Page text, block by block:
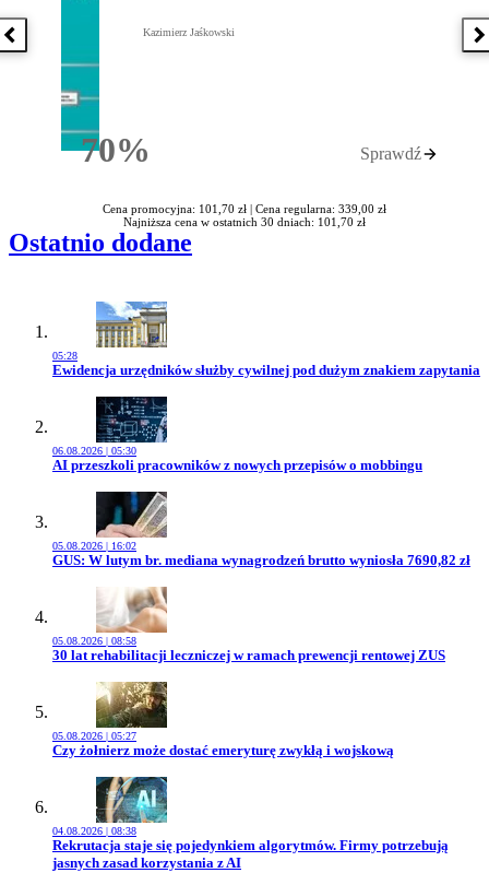
Poprzednia książka
70%Rabatu
Kazimierz Jaśkowski
Sprawdź
Cena promocyjna: 101,70 zł | Cena regularna: 339,00 zł
Najniższa cena w ostatnich 30 dniach: 101,70 zł
Ostatnio dodane
05:28
Przejdź do artykułu:
Ewidencja urzędników służby cywilnej pod dużym znakiem zapytania
06.08.2026 | 05:30
Przejdź do artykułu:
AI przeszkoli pracowników z nowych przepisów o mobbingu
05.08.2026 | 16:02
Przejdź do artykułu:
GUS: W lutym br. mediana wynagrodzeń brutto wyniosła 7690,82 zł
05.08.2026 | 08:58
Przejdź do artykułu:
30 lat rehabilitacji leczniczej w ramach prewencji rentowej ZUS
05.08.2026 | 05:27
Przejdź do artykułu:
Czy żołnierz może dostać emeryturę zwykłą i wojskową
04.08.2026 | 08:38
Przejdź do artykułu:
Rekrutacja staje się pojedynkiem algorytmów. Firmy potrzebują
jasnych zasad korzystania z AI